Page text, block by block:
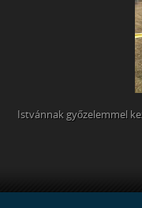
Istvánnak győzelemmel